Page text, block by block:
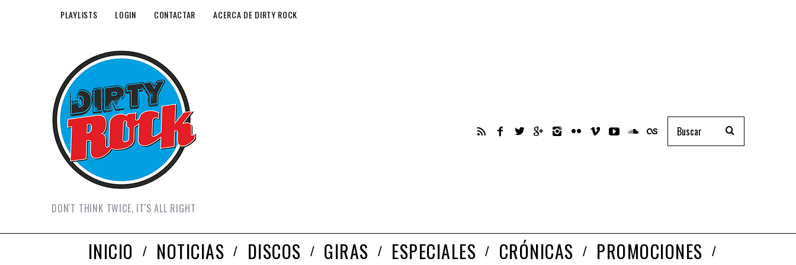
PLAYLISTS LOGIN CONTACTAR ACERCA DE DIRTY ROCK
DON'T THINK TWICE, IT'S ALL RIGHT
INICIO NOTICIAS DISCOS GIRAS ESPECIALES CRÓNICAS PROMOCIONES